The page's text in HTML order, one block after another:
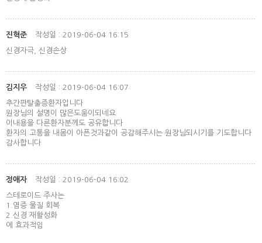
진혁준 작성일 : 2019-06-04 16:15
신경자극, 신경손상
김지우 작성일 : 2019-06-04 16:07
추간판탈출증환자입니다
원장님의 설명이 많은도움이되네요
이내용을 다른환자분께도 공유합니다
환자의 고통을 내몸이 아픈것과같이 공감해주시는 원장님되시기를 기도합니다
감사합니다
정애자 작성일 : 2019-06-04 16:02
스테로이드 주사는
1.염증 물질 회복
2.신경 재활성화
에 효과적임